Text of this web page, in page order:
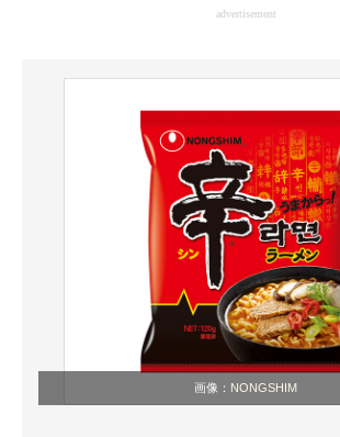
advertisement
画像： NONGSHIM